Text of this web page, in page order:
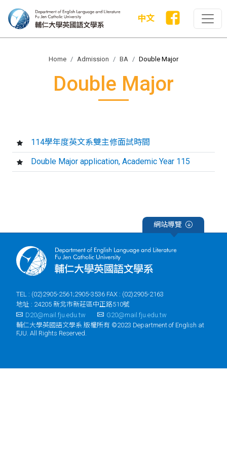
中文
Home Admission BA Double Major
Double Major
114學年度英文系雙主修面試時間
Double Major application, Academic Year 115
網站導覽
TEL : (02)2905-2561;2905-3536 FAX : (02)2905-2163
地址 : 24205 新北市新莊區中正路510號
D20@mail.fju.edu.tw
G20@mail.fju.edu.tw
輔仁大學英國語文學系 版權所有 ©2023 Department of English at
FJU. All Rights Reserved.